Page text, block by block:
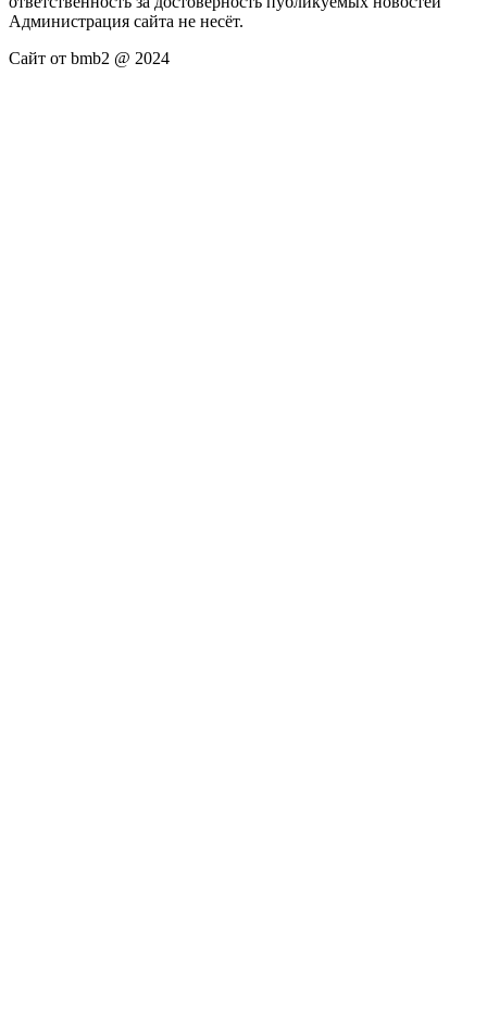
Администрация сайта не несёт.
Сайт от bmb2 @ 2024